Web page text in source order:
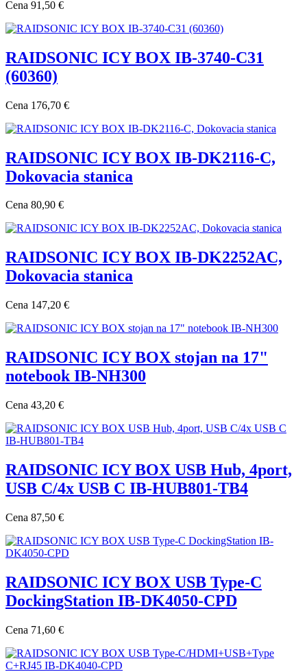
Cena 91,50 €
RAIDSONIC ICY BOX IB-3740-C31
(60360)
Cena 176,70 €
RAIDSONIC ICY BOX IB-DK2116-C,
Dokovacia stanica
Cena 80,90 €
RAIDSONIC ICY BOX IB-DK2252AC,
Dokovacia stanica
Cena 147,20 €
RAIDSONIC ICY BOX stojan na 17"
notebook IB-NH300
Cena 43,20 €
RAIDSONIC ICY BOX USB Hub, 4port,
USB C/4x USB C IB-HUB801-TB4
Cena 87,50 €
RAIDSONIC ICY BOX USB Type-C
DockingStation IB-DK4050-CPD
Cena 71,60 €